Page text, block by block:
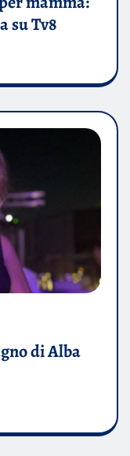
su Tv8
di Alba